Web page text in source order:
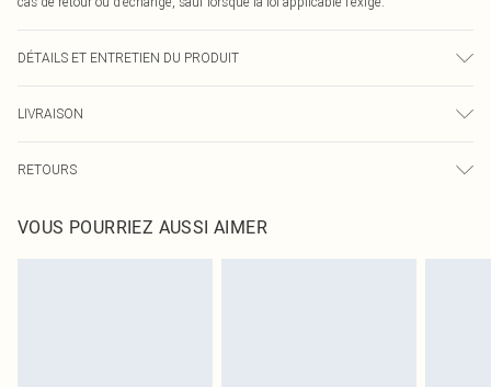
DÉTAILS ET ENTRETIEN DU PRODUIT
déteindre.
LIVRAISON
Livraison express France
Jusqu'à 2-3 jours ouvrables
RETOURS
pour nous retourner un article.
Veuillez noter que nous ne pouvons pas rembourser les masques tendance, les
VOUS POURRIEZ AUSSI AIMER